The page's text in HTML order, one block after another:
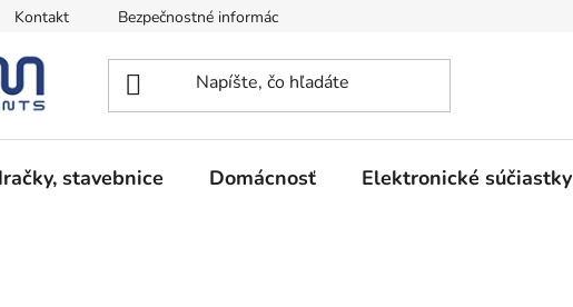
Kontakt Bezpečnostné informácie
stavebnice Domácnosť Elektronické súčiastky